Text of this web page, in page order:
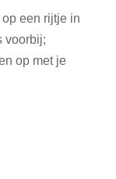
een rijtje in
voorbij;
op met je